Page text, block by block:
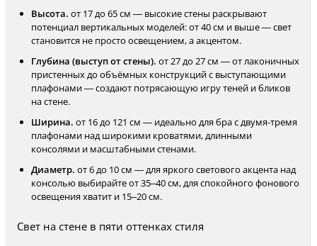
Высота. от 17 до 65 см — высокие стены раскрывают
потенциал вертикальных моделей: от 40 см и выше — свет
становится не просто освещением, а акцентом.
Глубина (выступ от стены). от 27 до 27 см — от лаконичных
пристенных до объёмных конструкций с выступающими
плафонами — создают потрясающую игру теней и бликов
на стене.
Ширина. от 16 до 121 см — идеально для бра с двумя-тремя
плафонами над широкими кроватями, длинными
консолями и масштабными стенами.
Диаметр. от 6 до 10 см — для яркого светового акцента над
консолью выбирайте от 35–40 см, для спокойного фонового
освещения хватит и 15–20 см.
Свет на стене в пяти оттенках стиля